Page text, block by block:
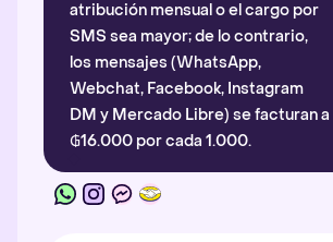
atribución mensual o el cargo por
SMS sea mayor; de lo contrario,
los mensajes (WhatsApp,
Webchat, Facebook, Instagram
DM y Mercado Libre) se facturan a
₲16.000 por cada 1.000.